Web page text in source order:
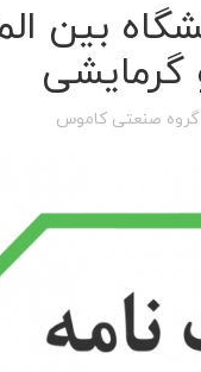
کاموس در ۲۱
گروه صنعتی کاموس